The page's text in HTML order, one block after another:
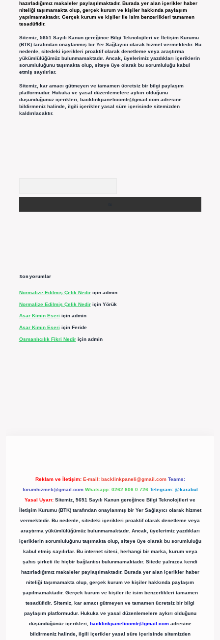
hazırladığımız makaleler paylaşılmaktadır. Burada yer alan içerikler haber
niteliği taşımamakta olup, gerçek kurum ve kişiler hakkında paylaşım
yapılmamaktadır. Gerçek kurum ve kişiler ile isim benzerlikleri tamamen
tesadüfidir.
Sitemiz, 5651 Sayılı Kanun gereğince Bilgi Teknolojileri ve İletişim Kurumu
(BTK) tarafından onaylanmış bir Yer Sağlayıcı olarak hizmet vermektedir. Bu
nedenle, sitedeki içerikleri proaktif olarak denetleme veya araştırma
yükümlülüğümüz bulunmamaktadır. Ancak, üyelerimiz yazdıkları içeriklerin
sorumluluğunu taşımakta olup, siteye üye olarak bu sorumluluğu kabul
etmiş sayılırlar.
Sitemiz, kar amacı gütmeyen ve tamamen ücretsiz bir bilgi paylaşım
platformudur. Hukuka ve yasal düzenlemelere aykırı olduğunu
düşündüğünüz içerikleri, backlinkpanelicomtr@gmail.comadresine
bildirmeniz halinde, ilgili içerikler yasal süre içerisinde sitemizden
kaldırılacaktır.
Son yorumlar
Normalize Edilmiş Çelik Nediriçin admin
Normalize Edilmiş Çelik Nediriçin Yörük
Asar Kimin Eseri için admin
Asar Kimin Eseri için Feride
Osmanlıcılık Fikri Nediriçin admin
Reklam ve İletişim: E-mail: backlinkpaneli@gmail.com Teams:
forumhizmeti@gmail.com Whatsapp: 0262 606 0 726 Telegram: @karabul
Yasal Uyarı: Sitemiz, 5651 Sayılı Kanun gereğince Bilgi Teknolojileri ve
İletişim Kurumu (BTK) tarafından onaylanmış bir Yer Sağlayıcı olarak hizmet
vermektedir. Bu nedenle, sitedeki içerikleri proaktif olarak denetleme veya
araştırma yükümlülüğümüz bulunmamaktadır. Ancak, üyelerimiz yazdıkları
içeriklerin sorumluluğunu taşımakta olup, siteye üye olarak bu sorumluluğu
kabul etmiş sayılırlar. Bu internet sitesi, herhangi bir marka, kurum veya
şahıs şirketi ile hiçbir bağlantısı bulunmamaktadır. Sitede yalnızca kendi
hazırladığımız makaleler paylaşılmaktadır. Burada yer alan içerikler haber
niteliği taşımamakta olup, gerçek kurum ve kişiler hakkında paylaşım
yapılmamaktadır. Gerçek kurum ve kişiler ile isim benzerlikleri tamamen
tesadüfidir. Sitemiz, kar amacı gütmeyen ve tamamen ücretsiz bir bilgi
paylaşım platformudur. Hukuka ve yasal düzenlemelere aykırı olduğunu
düşündüğünüz içerikleri, backlinkpanelicomtr@gmail.comadresine
bildirmeniz halinde, ilgili içerikler yasal süre içerisinde sitemizden